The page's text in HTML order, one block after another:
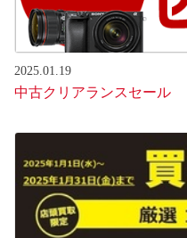
2025.01.19
中古クリアランスセール